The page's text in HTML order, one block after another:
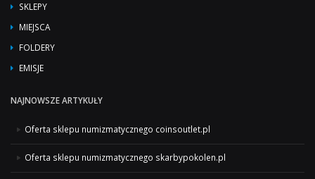
SKLEPY
MIEJSCA
FOLDERY
EMISJE
NAJNOWSZE ARTYKUŁY
Oferta sklepu numizmatycznego coinsoutlet.pl
Oferta sklepu numizmatycznego skarbypokolen.pl